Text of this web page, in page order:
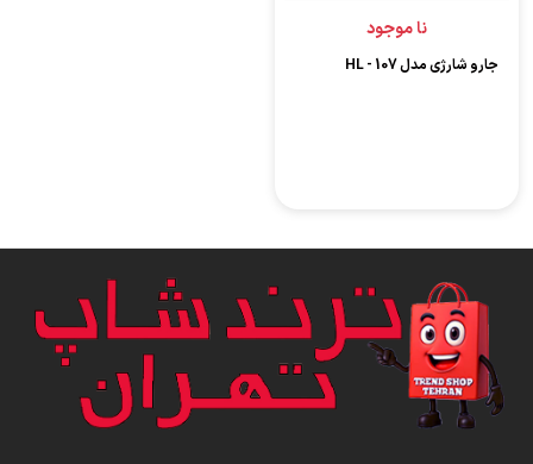
نا موجود
جارو شارژی مدل HL - 107